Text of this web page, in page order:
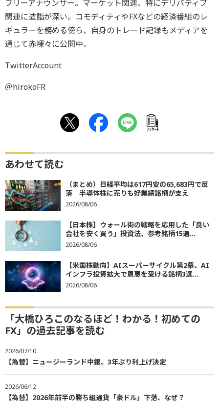
フリーアナウンサー。マーケット関連、特にデリバティブ
関連に造詣が深い。コモディティやFXなどの経済番組のレ
ギュラーを務める傍ら、自身のトレード記録もメディアを
通じて赤裸々に公開中。
TwitterAccount
＠hirokoFR
ｱﾝｹｰﾄ
あわせて読む
（まとめ）日経平均は617円安の65,683円で反
落 半導体株に売りも好業績銘柄が支え
2026/08/06
【日本株】ウォール街の戦略を応用した「良い
会社を安く買う」投資法、参考銘柄15選...
2026/08/06
【米国株動向】AIスーパーサイクル第2幕、AI
インフラ投資拡大で恩恵を受ける銘柄3選...
2026/08/06
「大橋ひろこのなるほど！わかる！初めての
FX」の過去記事を読む
2026/07/10
【為替】ニュージーランド中銀、3年ぶり利上げ決定
2026/06/12
【為替】2026年前半の勝ち組通貨「豪ドル」下落、なぜ？